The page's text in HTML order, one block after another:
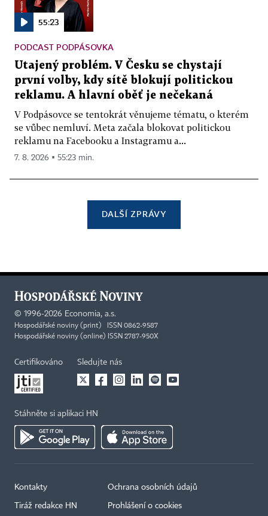
55:23
PODCAST PODPÁSOVKA
Utajený problém. V Česku se chystají
první volby, kdy sítě blokují politickou
reklamu. A hlavní oběť je nečekaná
V Podpásovce se tentokrát věnujeme tématu, o kterém
se vůbec nemluví. Meta začala blokovat politickou
reklamu na Facebooku a Instagramu a...
7. 8. 2026 ▪ 55:23 min.
DALŠÍ ZPRÁVY
© 1996-2026 Economia, a.s.
Hospodářské noviny (print) ISSN 0862-9587
Hospodářské noviny (online) ISSN 2787-950X
Certifikováno Sledujte nás
Stáhněte si aplikaci HN
Kontakty
Tiráž redakce HN
Ochrana osobních údajů
Prohlášení o cookies